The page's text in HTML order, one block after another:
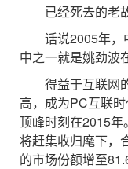
已经死去的老
话说2005年，
中之一就是姚劲波
得益于互联网的
高，成为PC互联
顶峰时刻在2015
将赶集收归麾下，
的市场份额增至